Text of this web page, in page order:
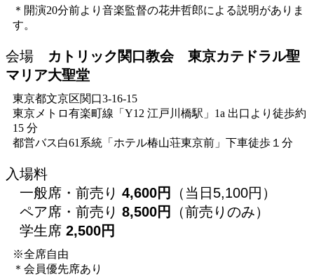
＊開演20分前より音楽監督の花井哲郎による説明がありま
す。
会場 カトリック関口教会 東京カテドラル聖
マリア大聖堂
東京都文京区関口3-16-15
東京メトロ有楽町線「Y12 江戸川橋駅」1a 出口より徒歩約
15 分
都営バス白61系統「ホテル椿山荘東京前」下車徒歩１分
入場料
一般席・前売り 4,600円
（当日5,100円）
ペア席・前売り 8,500円
（前売りのみ）
学生席 2,500円
※全席自由
＊会員優先席あり